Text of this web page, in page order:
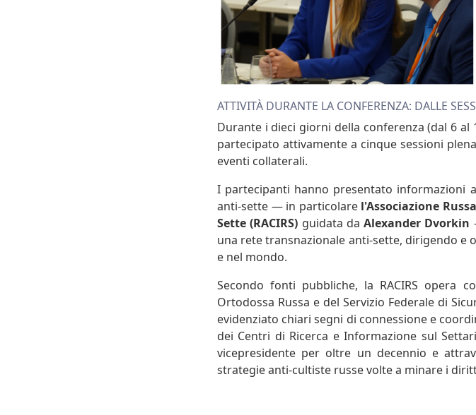
ATTIVITÀ DURANTE LA CONFERENZA: DALLE
Durante i dieci giorni della conferenza (dal 6 al
partecipato attivamente a cinque sessioni
eventi collaterali.
I partecipanti hanno presentato informazioni
anti-sette — in particolare l'Associazione
Sette (RACIRS) guidata da Alexander Dvorkin
una rete transnazionale anti-sette, dirigendo e
e nel mondo.
Secondo fonti pubbliche, la RACIRS opera
Ortodossa Russa e del Servizio Federale di
evidenziato chiari segni di connessione e
dei Centri di Ricerca e Informazione sul
vicepresidente per oltre un decennio e
strategie anti-cultiste russe volte a minare i